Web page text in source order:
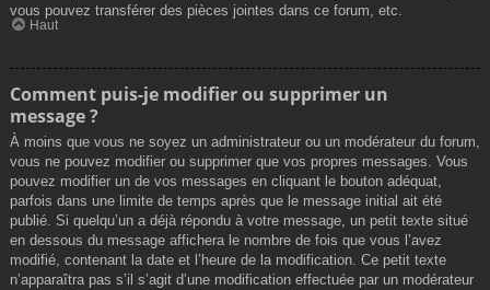
vous pouvez transférer des pièces jointes dans ce forum, etc.
Haut
Comment puis-je modifier ou supprimer un
message ?
À moins que vous ne soyez un administrateur ou un modérateur du forum,
vous ne pouvez modifier ou supprimer que vos propres messages. Vous
pouvez modifier un de vos messages en cliquant le bouton adéquat,
parfois dans une limite de temps après que le message initial ait été
publié. Si quelqu’un a déjà répondu à votre message, un petit texte situé
en dessous du message affichera le nombre de fois que vous l’avez
modifié, contenant la date et l’heure de la modification. Ce petit texte
n’apparaîtra pas s’il s’agit d’une modification effectuée par un modérateur